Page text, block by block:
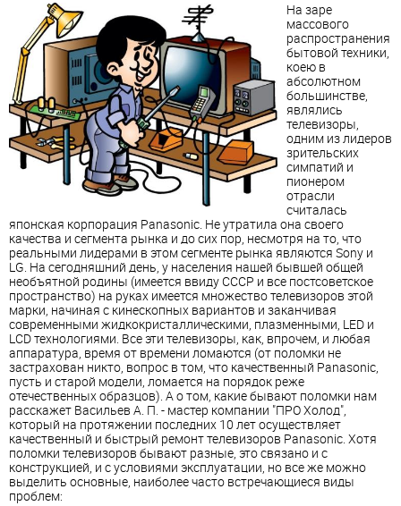
На заре
массового
распространения
бытовой техники,
коею в
абсолютном
большинстве,
являлись
телевизоры,
одним из лидеров
зрительских
симпатий и
пионером
отрасли
считалась
японская корпорация Panasonic. Не утратила она своего
качества и сегмента рынка и до сих пор, несмотря на то, что
реальными лидерами в этом сегменте рынка являются Sony и
LG. На сегодняшний день, у населения нашей бывшей общей
необъятной родины (имеется ввиду СССР и все постсоветское
пространство) на руках имеется множество телевизоров этой
марки, начиная с кинескопных вариантов и заканчивая
современными жидкокристаллическими, плазменными, LED и
LCD технологиями. Все эти телевизоры, как, впрочем, и любая
аппаратура, время от времени ломаются (от поломки не
застрахован никто, вопрос в том, что качественный Panasonic,
пусть и старой модели, ломается на порядок реже
отечественных образцов). А о том, какие бывают поломки нам
расскажет Васильев А. П. - мастер компании "ПРО Холод",
который на протяжении последних 10 лет осуществляет
качественный и быстрый ремонт телевизоров Panasonic. Хотя
поломки телевизоров бывают разные, это связано и с
конструкцией, и с условиями эксплуатации, но все же можно
выделить основные, наиболее часто встречающиеся виды
проблем: